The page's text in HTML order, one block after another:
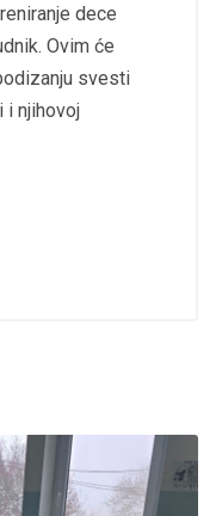
dece
Ovim će
svesti
i njihovoj